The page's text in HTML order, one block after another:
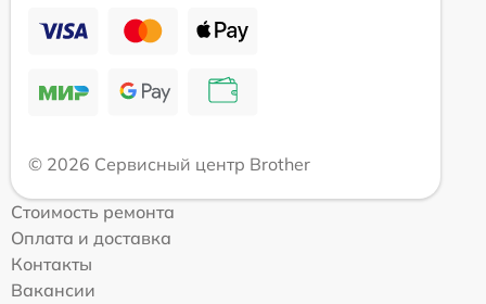
© 2026 Сервисный центр Brother
Стоимость ремонта
Оплата и доставка
Контакты
Вакансии